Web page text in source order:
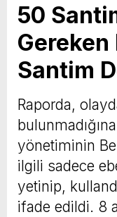
50
Gereken
Santim
Raporda,
yönetiminin
ilgili sadece
yetinip,
ifade edildi. 8